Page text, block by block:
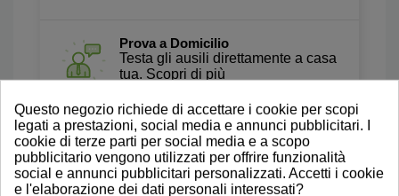
Prova a Domicilio
Testa gli ausili direttamente a casa
tua. Scopri di più
Recensioni Autentiche
Leggi le nostre Recensioni Su
Trustpilot
Questo negozio richiede di accettare i cookie per scopi
legati a prestazioni, social media e annunci pubblicitari. I
cookie di terze parti per social media e a scopo
pubblicitario vengono utilizzati per offrire funzionalità
social e annunci pubblicitari personalizzati. Accetti i cookie
e l'elaborazione dei dati personali interessati?